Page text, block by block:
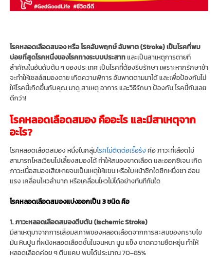
โรคหลอดเลือดสมอง หรือ โรคอัมพฤกษ์ อัมพาต (Stroke) เป็นโรคที่พบ
บ่อยที่สุดโรคหนึ่งของโรคทางระบบประสาท และเป็นสาเหตุการตายที่
สำคัญในอันดับต้น ๆ ของประเทศ เป็นโรคที่ต้องรีบรักษา เพราะหากรักษาช้า
จะทำให้เซลล์สมองตาย เกิดความพิการ อัมพาตตามมาได้ และเพื่อป้องกันไม่
ให้โรคนี้เกิดขึ้นกับคุณ มาดู สาเหตุ อาการ และวิธีรักษา ป้องกัน โรคนี้กันเลย
ดีกว่า!
โรคหลอดเลือดสมอง คืออะไร และมีสาเหตุจาก
อะไร?
โรคหลอดเลือดสมอง หนึ่งในกลุ่มโรคไม่ติดต่อเรื้อรัง คือ ภาวะที่เลือดไม่
สามารถไหลเวียนไปเลี้ยงสมองได้ ทำให้สมองขาดเลือด และออกซิเจน เกิด
ภาวะเนื้อสมองเสียหายจนเป็นเหตุให้แขน หรือใบหน้าซีกใดซีกหนึ่งชา อ่อน
แรง เคลื่อนไหวลำบาก หรือเคลื่อนไหวไม่ได้อย่างทันทีทันใด
โรคหลอดเลือดสมองแบ่งออกเป็น 3 ชนิด คือ
1. ภาวะหลอดเลือดสมองตีบตัน (Ischemic Stroke)
มีสาเหตุมาจากการเสื่อมสภาพของหลอดเลือดจากการสะสมของคราบไข
มัน หินปูน ที่ผนังหลอดเลือดชั้นในจนหนา นูน แข็ง ขาดความยืดหยุ่น ทำให้
หลอดเลือดค่อย ๆ ตีบแคบ พบได้ประมาณ 70–85%